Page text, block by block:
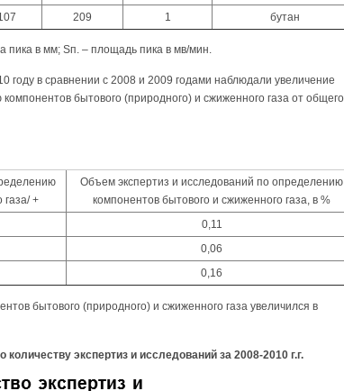
209 1 бутан
в мм; Sп. – площадь пика в мв/мин.
году в сравнении с 2008 и 2009 годами наблюдали увеличение
бытового (природного) и сжиженного газа от общего
газа/ +
Объем экспертиз и исследований по определению
компонентов бытового и сжиженного газа, в %
0,11
0,06
0,16
бытового (природного) и сжиженного газа увеличился в
экспертиз и исследований за 2008-2010 г.г.